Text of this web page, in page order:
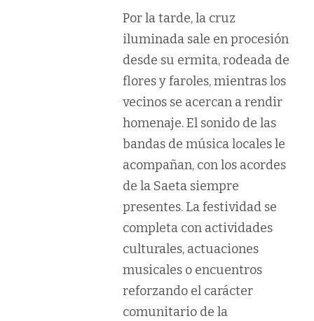
Por la tarde, la cruz
iluminada sale en procesión
desde su ermita, rodeada de
flores y faroles, mientras los
vecinos se acercan a rendir
homenaje. El sonido de las
bandas de música locales le
acompañan, con los acordes
de la Saeta siempre
presentes. La festividad se
completa con actividades
culturales, actuaciones
musicales o encuentros
reforzando el carácter
comunitario de la